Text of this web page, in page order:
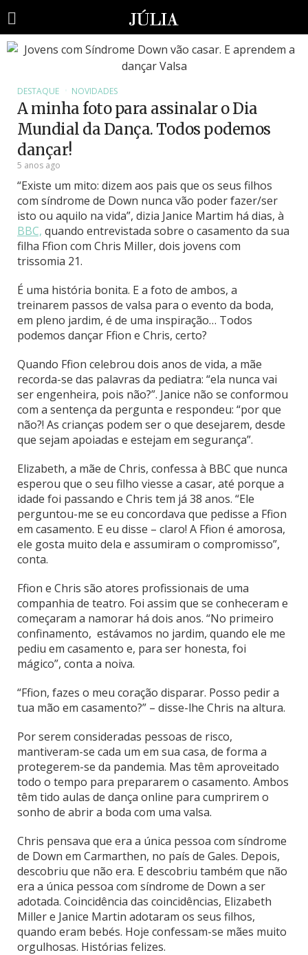
DESTAQUE NOVIDADES
A minha foto para assinalar o Dia
Mundial da Dança. Todos podemos
dançar!
5 anos ago
“Existe um mito: dizem aos pais que os seus filhos
com síndrome de Down nunca vão poder fazer/ser
isto ou aquilo na vida”, dizia Janice Martim há dias, à
BBC, quando entrevistada sobre o casamento da sua
filha Ffion com Chris Miller, dois jovens com
trissomia 21.
É uma história bonita. E a foto de ambos, a
treinarem passos de valsa para o evento da boda,
em pleno jardim, é de uma inspiração… Todos
podemos dançar Ffion e Chris, certo?
Quando Ffion celebrou dois anos de vida, a mãe
recorda-se das palavras da pediatra: “ela nunca vai
ser engenheira, pois não?”. Janice não se conformou
com a sentença da pergunta e respondeu: “por que
não?! As crianças podem ser o que desejarem, desde
que sejam apoiadas e estejam em segurança”.
Elizabeth, a mãe de Chris, confessa à BBC que nunca
esperou que o seu filho viesse a casar, até porque a
idade foi passando e Chris tem já 38 anos. “Ele
perguntou-me se eu concordava que pedisse a Ffion
em casamento. E eu disse – claro! A Ffion é amorosa,
ele gosta muito dela e assumiram o compromisso”,
conta.
Ffion e Chris são atores profissionais de uma
companhia de teatro. Foi assim que se conheceram e
começaram a namorar há dois anos. “No primeiro
confinamento, estávamos no jardim, quando ele me
pediu em casamento e, para ser honesta, foi
mágico”, conta a noiva.
“Ffion, fazes o meu coração disparar. Posso pedir a
tua mão em casamento?” – disse-lhe Chris na altura.
Por serem consideradas pessoas de risco,
mantiveram-se cada um em sua casa, de forma a
protegerem-se da pandemia. Mas têm aproveitado
todo o tempo para prepararem o casamento. Ambos
têm tido aulas de dança online para cumprirem o
sonho de abrir a boda com uma valsa.
Chris pensava que era a única pessoa com síndrome
de Down em Carmarthen, no país de Gales. Depois,
descobriu que não era. E descobriu também que não
era a única pessoa com síndrome de Down a ser
adotada. Coincidência das coincidências, Elizabeth
Miller e Janice Martin adotaram os seus filhos,
quando eram bebés. Hoje confessam-se mães muito
orgulhosas. Histórias felizes.